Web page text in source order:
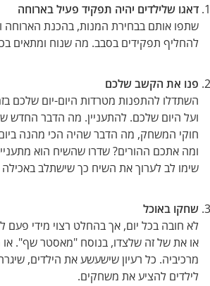
דאגו שלילדים יהיה תפקיד פעיל בארוחה
שתפו אותם בבחירת המנות, בהכנת הארוחה
להחליף תפקידים בסבב. מה שנוח ומתאים
פנו את הקשב שלכם
השתדלו להתפנות מטרדות היום-יום שלכם
ועל היום שלכם. להתעניין. מה הדבר החדש
חוקי המשחק, מה הדבר שהיה הכי מהנה
ומה אתכם ההורים? שדרו שהשיח הוא
שימו לב לערוך את השיח כך שישתלב
שחקו באוכל
לא חובה בכל יום, אך בהחלט רצוי מידי
או את של זה שלצדו, בנוסח "מאסטר שף".
מרכיביה. כל רעיון שישעשע את הילדים,
לילדים להציע את משחקים.